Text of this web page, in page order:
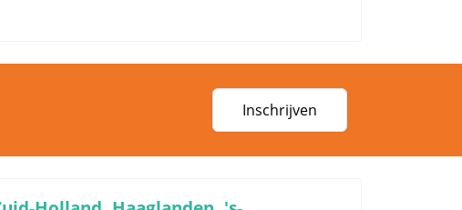
Inschrijven